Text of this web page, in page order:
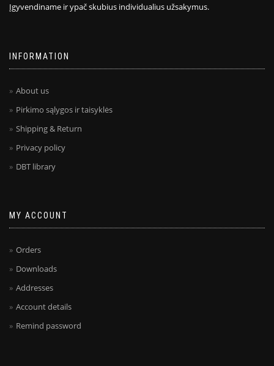
Įgyvendiname ir ypač skubius individualius užsakymus.
INFORMATION
About us
Pirkimo sąlygos ir taisyklės
Shipping & Return
Privacy policy
DBT library
MY ACCOUNT
Orders
Downloads
Addresses
Account details
Remind password